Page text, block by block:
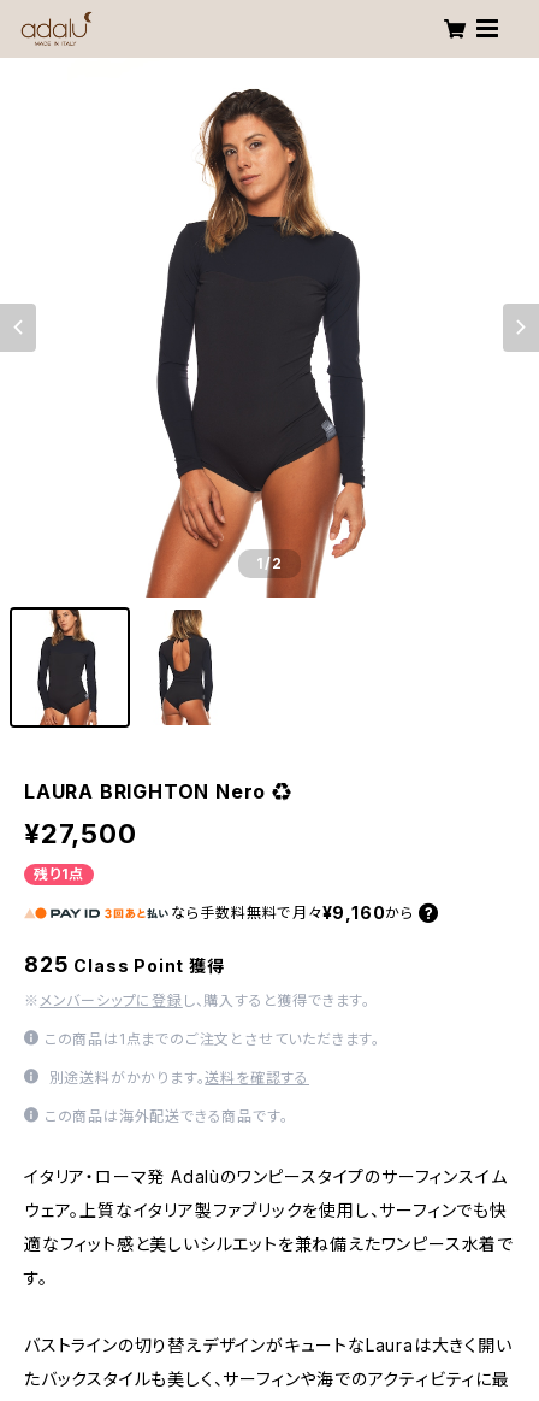
1/2
LAURA BRIGHTON Nero ♻︎
¥27,500
残り1点
なら 手数料無料で 月々¥9,160から
825 Class Point 獲得
※ メンバーシップに登録 し、購入すると獲得できます。
この商品は1点までのご注文とさせていただきます。
別途送料がかかります。送料を確認する
この商品は海外配送できる商品です。
イタリア・ローマ発 Adalùのワンピースタイプのサーフィンスイム
ウェア。上質なイタリア製ファブリックを使用し、サーフィンでも快
適なフィット感と美しいシルエットを兼ね備えたワンピース水着で
す。
バストラインの切り替えデザインがキュートなLauraは大きく開い
たバックスタイルも美しく、サーフィンや海でのアクティビティに最